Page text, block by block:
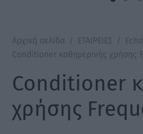
Αρχική σελίδα / ΕΤΑΙΡΕΙΕΣ /
Conditioner καθημερινής χρήσης
Conditioner
χρήσης
Xanitalia